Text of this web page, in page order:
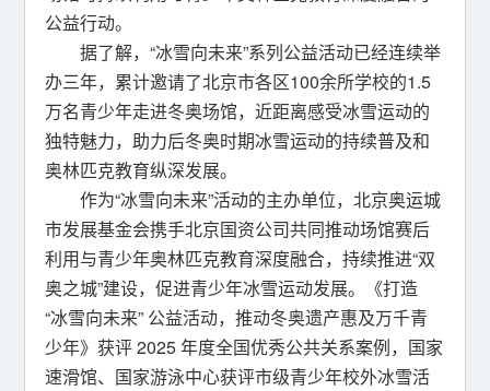
公益行动。
据了解，“冰雪向未来”系列公益活动已经连续举
办三年，累计邀请了北京市各区100余所学校的1.5
万名青少年走进冬奥场馆，近距离感受冰雪运动的
独特魅力，助力后冬奥时期冰雪运动的持续普及和
奥林匹克教育纵深发展。
作为“冰雪向未来”活动的主办单位，北京奥运城
市发展基金会携手北京国资公司共同推动场馆赛后
利用与青少年奥林匹克教育深度融合，持续推进“双
奥之城”建设，促进青少年冰雪运动发展。《打造
“冰雪向未来” 公益活动，推动冬奥遗产惠及万千青
少年》获评 2025 年度全国优秀公共关系案例，国家
速滑馆、国家游泳中心获评市级青少年校外冰雪活